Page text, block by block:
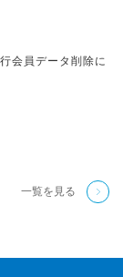
会員データ削除に
一覧を見る